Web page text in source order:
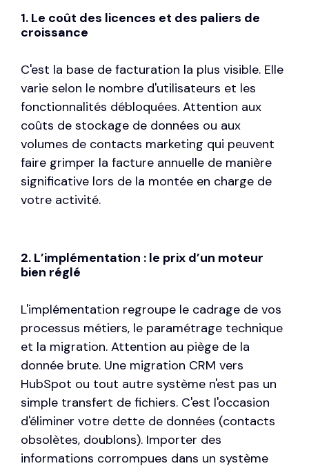
1. Le coût des licences et des paliers de
croissance
C'est la base de facturation la plus visible. Elle
varie selon le nombre d'utilisateurs et les
fonctionnalités débloquées. Attention aux
coûts de stockage de données ou aux
volumes de contacts marketing qui peuvent
faire grimper la facture annuelle de manière
significative lors de la montée en charge de
votre activité.
2. L’implémentation : le prix d’un moteur
bien réglé
L'implémentation regroupe le cadrage de vos
processus métiers, le paramétrage technique
et la migration. Attention au piège de la
donnée brute. Une migration CRM vers
HubSpot ou tout autre système n'est pas un
simple transfert de fichiers. C'est l'occasion
d'éliminer votre dette de données (contacts
obsolètes, doublons). Importer des
informations corrompues dans un système